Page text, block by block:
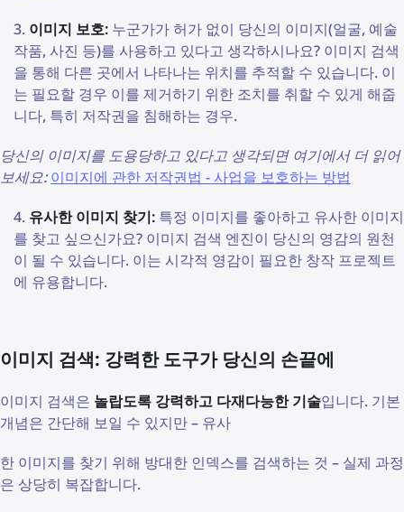
이미지 보호: 누군가가 허가 없이 당신의 이미지(얼굴, 예술
작품, 사진 등)를 사용하고 있다고 생각하시나요? 이미지 검색
을 통해 다른 곳에서 나타나는 위치를 추적할 수 있습니다. 이
는 필요할 경우 이를 제거하기 위한 조치를 취할 수 있게 해줍
니다, 특히 저작권을 침해하는 경우.
당신의 이미지를 도용당하고 있다고 생각되면 여기에서 더 읽어
보세요:이미지에 관한 저작권법 - 사업을 보호하는 방법
유사한 이미지 찾기: 특정 이미지를 좋아하고 유사한 이미지
를 찾고 싶으신가요? 이미지 검색 엔진이 당신의 영감의 원천
이 될 수 있습니다. 이는 시각적 영감이 필요한 창작 프로젝트
에 유용합니다.
이미지 검색: 강력한 도구가 당신의 손끝에
이미지 검색은 놀랍도록 강력하고 다재다능한 기술입니다. 기본
개념은 간단해 보일 수 있지만 – 유사
한 이미지를 찾기 위해 방대한 인덱스를 검색하는 것 – 실제 과정
은 상당히 복잡합니다.